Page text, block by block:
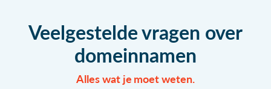
Veelgestelde vragen over
domeinnamen
Alles wat je moet weten.